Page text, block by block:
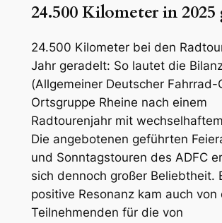
24.500 Kilometer in 2025
24.500 Kilometer bei den
Jahr geradelt: So lautet die
(Allgemeiner Deutscher Fahrrad-
Ortsgruppe Rheine nach einem
Radtourenjahr mit
Die angebotenen geführten
und Sonntagstouren des ADFC
sich dennoch großer Beliebtheit.
positive Resonanz kam auch von
Teilnehmenden für die von